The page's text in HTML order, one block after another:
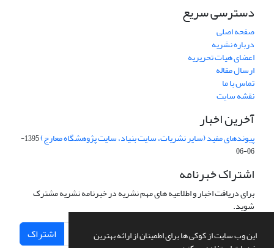
این وب سایت از کوکی ها برای اطمینان از ارائه بهترین
دسترسی سریع
صفحه اصلی
درباره نشریه
اعضای هیات تحریریه
ارسال مقاله
تماس با ما
نقشه سایت
آخرین اخبار
پیوندهای مفید (سایر نشریات، سایت بنیاد، سایت پژوهشگاه معارج)
1395-
06-06
اشتراک خبرنامه
برای دریافت اخبار و اطلاعیه های مهم نشریه در خبرنامه نشریه مشترک
شوید.
اشتراک